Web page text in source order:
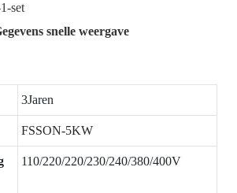
set
snelle weergave
3Jaren
FSSON-5KW
110/220/220/230/240/380/400V